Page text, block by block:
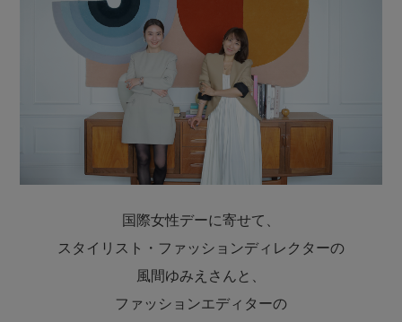
私たちのサポートで変わる未来があります。
STELLAR HOLLYWOODと一緒に
女の子たちが「生きていく力」を身につける
活動にご協力ください。
Who
アフリカ、中南米、アジア
国際女性デーに寄せて、
スタイリスト・ファッションディレクターの
風間ゆみえさんと、
ファッションエディターの